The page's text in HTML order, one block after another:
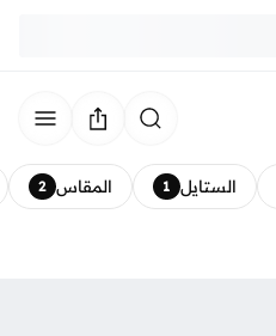
الستايل 1 المقاس 2